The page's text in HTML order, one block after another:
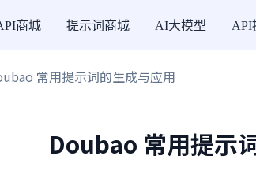
商城 提示词商城 AI大模型 API
常用提示词的生成与应用
Doubao 常用提示